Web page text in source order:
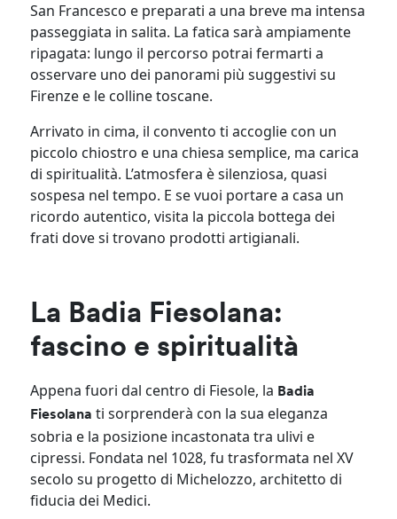
San Francesco e preparati a una breve ma intensa
passeggiata in salita. La fatica sarà ampiamente
ripagata: lungo il percorso potrai fermarti a
osservare uno dei panorami più suggestivi su
Firenze e le colline toscane.
Arrivato in cima, il convento ti accoglie con un
piccolo chiostro e una chiesa semplice, ma carica
di spiritualità. L’atmosfera è silenziosa, quasi
sospesa nel tempo. E se vuoi portare a casa un
ricordo autentico, visita la piccola bottega dei
frati dove si trovano prodotti artigianali.
La Badia Fiesolana:
fascino e spiritualità
Appena fuori dal centro di Fiesole, la Badia
Fiesolana ti sorprenderà con la sua eleganza
sobria e la posizione incastonata tra ulivi e
cipressi. Fondata nel 1028, fu trasformata nel XV
secolo su progetto di Michelozzo, architetto di
fiducia dei Medici.